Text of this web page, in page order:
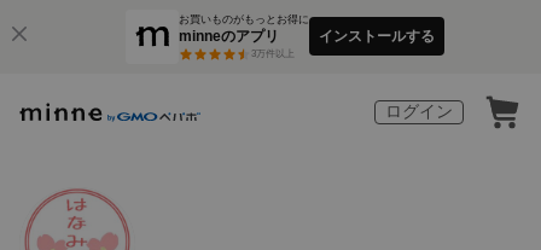
お買いものがもっとお得に
minneのアプリ
3万件以上
インストールする
ログイン